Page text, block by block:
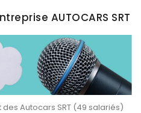
AUTOCARS SRT
des Autocars SRT (49 salariés)